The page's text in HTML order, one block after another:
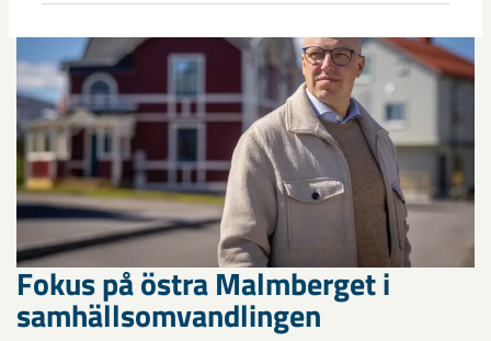
Fokus på östra Malmberget i
samhällsomvandlingen